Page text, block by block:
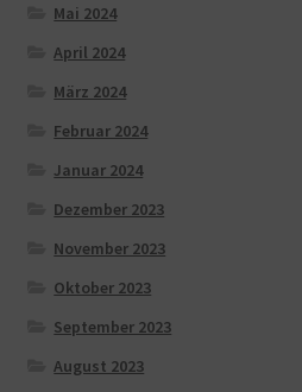
Mai 2024
April 2024
März 2024
Februar 2024
Januar 2024
Dezember 2023
November 2023
Oktober 2023
September 2023
August 2023